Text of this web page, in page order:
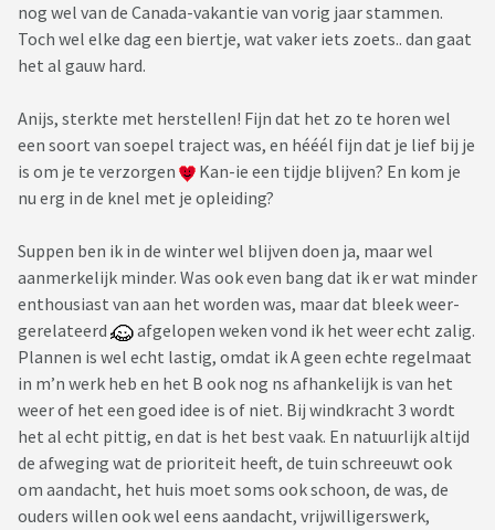
nog wel van de Canada-vakantie van vorig jaar stammen.
Toch wel elke dag een biertje, wat vaker iets zoets.. dan gaat
het al gauw hard.
Anijs, sterkte met herstellen! Fijn dat het zo te horen wel
een soort van soepel traject was, en hééél fijn dat je lief bij je
is om je te verzorgen
Kan-ie een tijdje blijven? En kom je
nu erg in de knel met je opleiding?
Suppen ben ik in de winter wel blijven doen ja, maar wel
aanmerkelijk minder. Was ook even bang dat ik er wat minder
enthousiast van aan het worden was, maar dat bleek weer-
gerelateerd
afgelopen weken vond ik het weer echt zalig.
Plannen is wel echt lastig, omdat ik A geen echte regelmaat
in m’n werk heb en het B ook nog ns afhankelijk is van het
weer of het een goed idee is of niet. Bij windkracht 3 wordt
het al echt pittig, en dat is het best vaak. En natuurlijk altijd
de afweging wat de prioriteit heeft, de tuin schreeuwt ook
om aandacht, het huis moet soms ook schoon, de was, de
ouders willen ook wel eens aandacht, vrijwilligerswerk,